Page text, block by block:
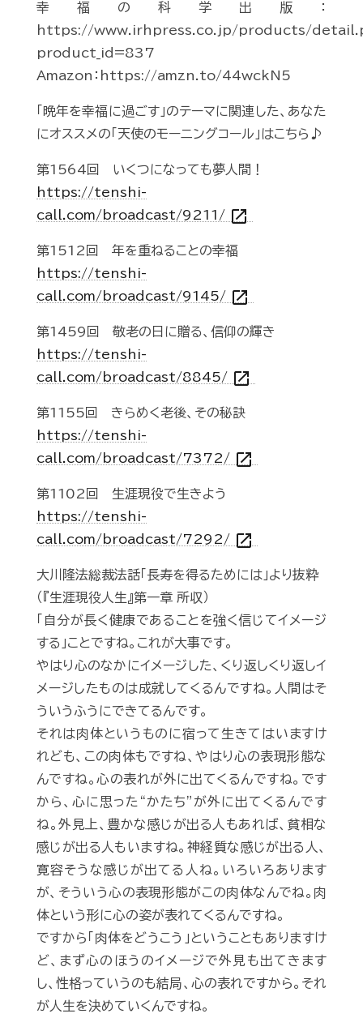
幸福の科学出版：
https://www.irhpress.co.jp/products/
product_id=837
Amazon：https://amzn.to/44wckN5
「晩年を幸福に過ごす」のテーマに関連した、あなた
にオススメの「天使のモーニングコール」はこちら♪
第1564回 いくつになっても夢人間！
https://tenshi-
call.com/broadcast/9211/ open_in_new
第1512回 年を重ねることの幸福
https://tenshi-
call.com/broadcast/9145/ open_in_new
第1459回 敬老の日に贈る、信仰の輝き
https://tenshi-
call.com/broadcast/8845/ open_in_new
第1155回 きらめく老後、その秘訣
https://tenshi-
call.com/broadcast/7372/ open_in_new
第1102回 生涯現役で生きよう
https://tenshi-
call.com/broadcast/7292/ open_in_new
大川隆法総裁法話「長寿を得るためには」より抜粋
（『生涯現役人生』第一章 所収）
「自分が長く健康であることを強く信じてイメージ
する」ことですね。これが大事です。
やはり心のなかにイメージした、くり返しくり返しイ
メージしたものは成就してくるんですね。人間はそ
ういうふうにできてるんです。
それは肉体というものに宿って生きてはいますけ
れども、この肉体もですね、やはり心の表現形態な
んですね。心の表れが外に出てくるんですね。です
から、心に思った“かたち”が外に出てくるんです
ね。外見上、豊かな感じが出る人もあれば、貧相な
感じが出る人もいますね。神経質な感じが出る人、
寛容そうな感じが出てる人ね。いろいろあります
が、そういう心の表現形態がこの肉体なんでね。肉
体という形に心の姿が表れてくるんですね。
ですから「肉体をどうこう」ということもありますけ
ど、まず心のほうのイメージで外見も出てきます
し、性格っていうのも結局、心の表れですから。それ
が人生を決めていくんですね。